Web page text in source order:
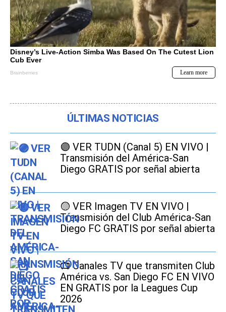
ÚLTIMAS NOTICIAS
🟣 VER TUDN (Canal 5) EN VIVO |
Transmisión del América-San
Diego GRATIS por señal abierta
🟡 VER Imagen TV EN VIVO |
Transmisión del Club América-San
Diego FC GRATIS por señal abierta
📺 Canales TV que transmiten Club
América vs. San Diego FC EN VIVO
EN GRATIS por la Leagues Cup
2026